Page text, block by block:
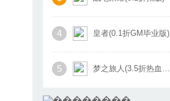
4 皇者(0.1折GM毕业版)
5 梦之旅人(3.5折热血霸业)